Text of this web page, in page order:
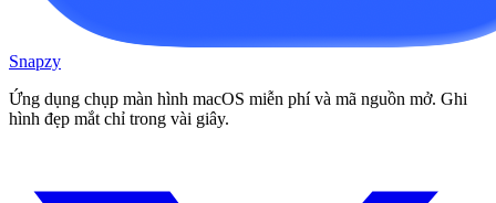
Snapzy
Ứng dụng chụp màn hình macOS miễn phí và mã nguồn mở. Ghi
hình đẹp mắt chỉ trong vài giây.